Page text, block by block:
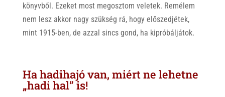
könyvből. Ezeket most megosztom veletek. Remélem
nem lesz akkor nagy szükség rá, hogy előszedjétek,
mint 1915-ben, de azzal sincs gond, ha kipróbáljátok.
Ha hadihajó van, miért ne lehetne
„hadi hal” is!